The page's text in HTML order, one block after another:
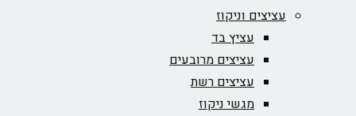
עציצים וניקוז
עציץ בד
עציצים מרובעים
עציצים רשת
מגשי ניקוז